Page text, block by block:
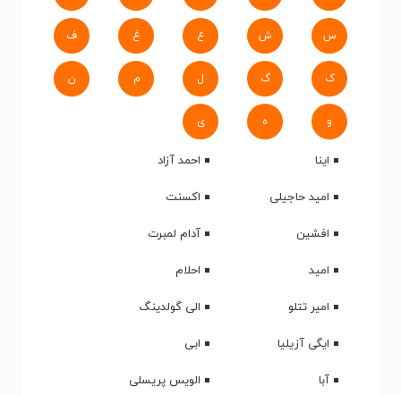
س ش ع غ ف
ک گ ل م ن
و ه ی
اینا
احمد آزاد
امید حاجیلی
اکسنت
افشین
آدام لمبرت
امید
احلام
امیر تتلو
الی گولدینگ
ایگی آزیلیا
ابی
آبا
الویس پریسلی